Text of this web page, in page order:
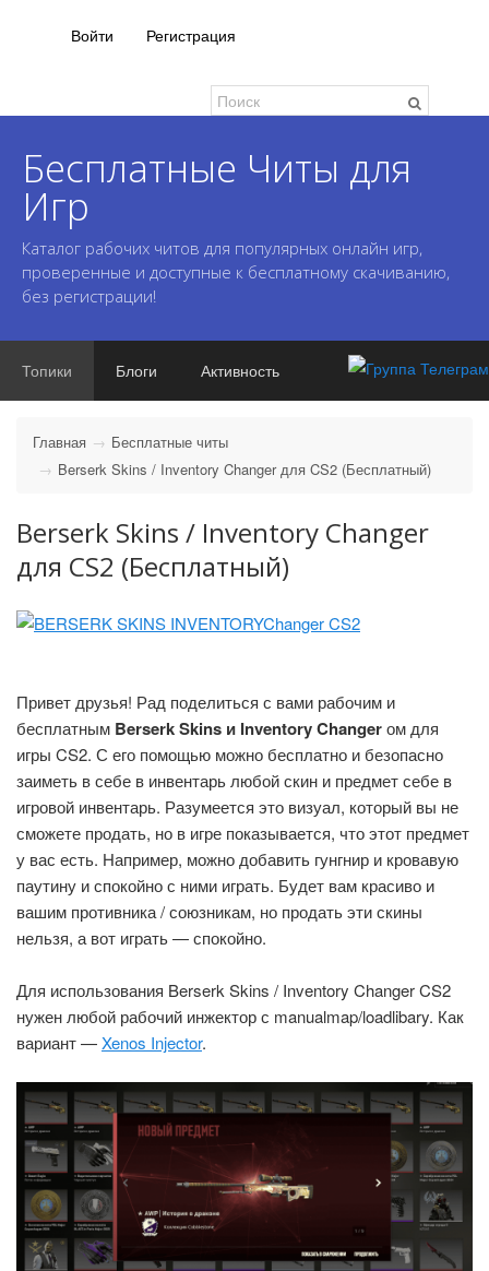
Войти Регистрация
Бесплатные Читы для
Игр
Каталог рабочих читов для популярных онлайн игр,
проверенные и доступные к бесплатному скачиванию,
без регистрации!
Топики Блоги Активность
Главная
Бесплатные читы
Berserk Skins / Inventory Changer для CS2 (Бесплатный)
Berserk Skins / Inventory Changer
для CS2 (Бесплатный)
Привет друзья! Рад поделиться с вами рабочим и
бесплатным Berserk Skins и Inventory Changerом для
игры CS2. С его помощью можно бесплатно и безопасно
заиметь в себе в инвентарь любой скин и предмет себе в
игровой инвентарь. Разумеется это визуал, который вы не
сможете продать, но в игре показывается, что этот предмет
у вас есть. Например, можно добавить гунгнир и кровавую
паутину и спокойно с ними играть. Будет вам красиво и
вашим противника / союзникам, но продать эти скины
нельзя, а вот играть — спокойно.
Для использования Berserk Skins / Inventory Changer CS2
нужен любой рабочий инжектор с manualmap/loadlibary. Как
вариант —Xenos Injector.